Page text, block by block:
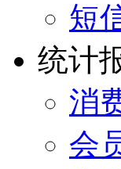
短
统计
消
会